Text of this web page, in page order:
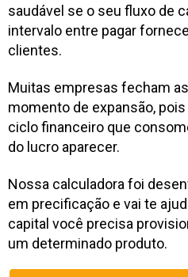
saudável se o seu fluxo de
intervalo entre pagar
clientes.
Muitas empresas fecham
momento de expansão,
ciclo financeiro que
do lucro aparecer.
Nossa calculadora foi
em precificação e vai te
capital você precisa
um determinado produto.